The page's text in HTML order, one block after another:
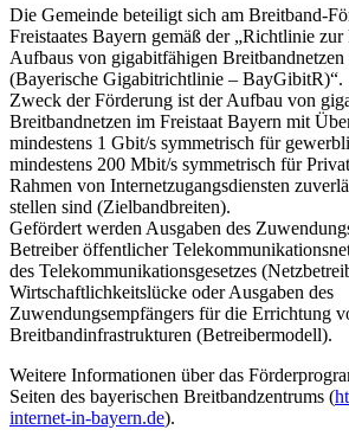
Die Gemeinde beteiligt sich am Breitband-
Freistaates Bayern gemäß der „Richtlinie zur
Aufbaus von gigabitfähigen Breitbandnetzen
(Bayerische Gigabitrichtlinie – BayGibitR)“.
Zweck der Förderung ist der Aufbau von
Breitbandnetzen im Freistaat Bayern mit
mindestens 1 Gbit/s symmetrisch für
mindestens 200 Mbit/s symmetrisch für
Rahmen von Internetzugangsdiensten
stellen sind (Zielbandbreiten).
Gefördert werden Ausgaben des
Betreiber öffentlicher
des Telekommunikationsgesetzes
Wirtschaftlichkeitslücke oder Ausgaben des
Zuwendungsempfängers für die Errichtung
Breitbandinfrastrukturen (Betreibermodell).
Weitere Informationen über das
Seiten des bayerischen Breitbandzentrums (
internet-in-bayern.de).